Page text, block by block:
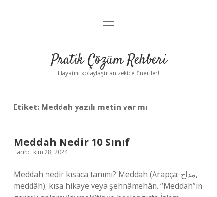
Anasayfa
Yasal Uyarı
menüyü
Pratik Çözüm Rehberi
Hayatını kolaylaştıran zekice öneriler!
Etiket: Meddah yazılı metin var mı
Meddah Nedir 10 Sınıf
Tarih: Ekim 28, 2024
Meddah nedir kısaca tanımı? Meddah (Arapça: مداح,
meddâh), kısa hikaye veya şehnâmehân. “Meddah”ın